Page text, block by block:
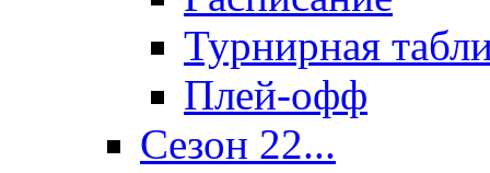
Турнирная
Плей-офф
Сезон 22...